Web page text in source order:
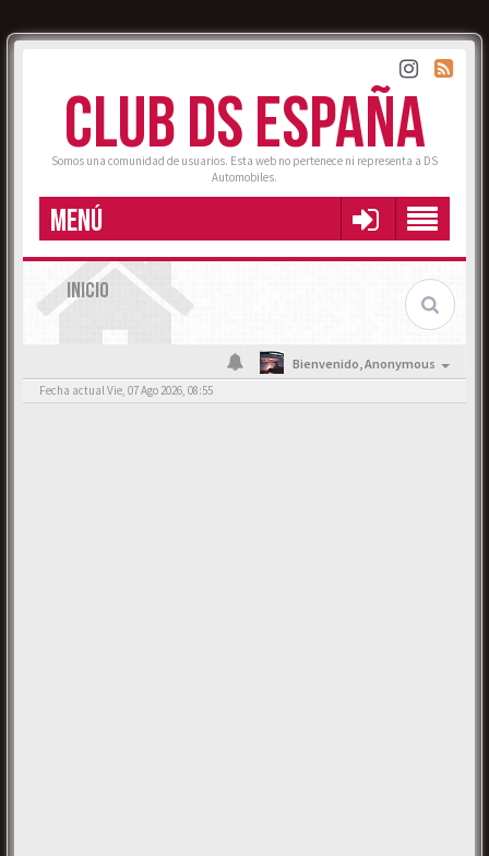
CLUB DS ESPAÑA
Somos una comunidad de usuarios. Esta web no pertenece ni representa a DS
Automobiles.
MENÚ
INICIO
Bienvenido,Anonymous
Fecha actual Vie, 07 Ago 2026, 08:55